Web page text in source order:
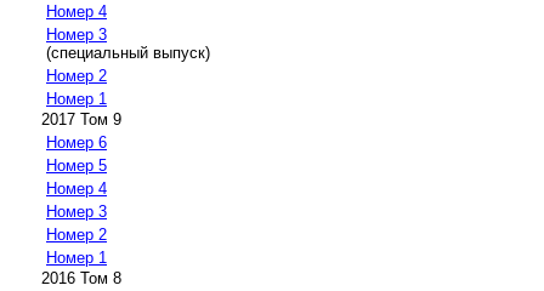
Номер 4
Номер 3
(специальный выпуск)
Номер 2
Номер 1
2017 Том 9
Номер 6
Номер 5
Номер 4
Номер 3
Номер 2
Номер 1
2016 Том 8